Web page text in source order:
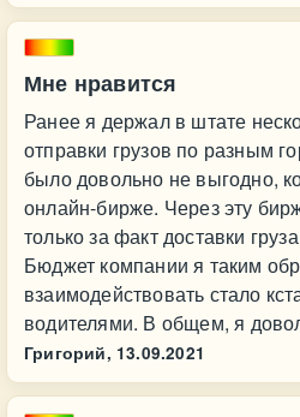
Мне нравится
Ранее я держал в штате
отправки грузов по разным
было довольно не выгодно,
онлайн-бирже. Через эту
только за факт доставки
Бюджет компании я таким
взаимодействовать стало
водителями. В общем, я
Григорий, 13.09.2021